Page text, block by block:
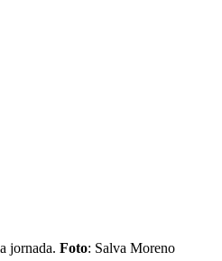
jornada. Foto: Salva Moreno